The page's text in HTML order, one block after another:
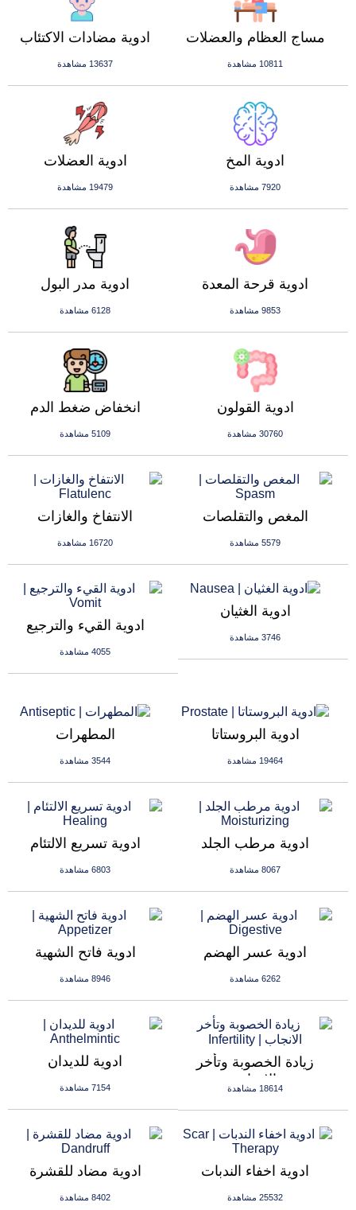
ادوية مضادات الاكتئاب
13637 مشاهدة
مساج العظام والعضلات
10811 مشاهدة
ادوية العضلات
19479 مشاهدة
ادوية المخ
7920 مشاهدة
ادوية مدر البول
6128 مشاهدة
ادوية قرحة المعدة
9853 مشاهدة
انخفاض ضغط الدم
5109 مشاهدة
ادوية القولون
30760 مشاهدة
الانتفاخ والغازات
16720 مشاهدة
المغص والتقلصات
5579 مشاهدة
ادوية القيء والترجيع
4055 مشاهدة
ادوية الغثيان
3746 مشاهدة
المطهرات
3544 مشاهدة
ادوية البروستاتا
19464 مشاهدة
ادوية تسريع الالتئام
6803 مشاهدة
ادوية مرطب الجلد
8067 مشاهدة
ادوية فاتح الشهية
8946 مشاهدة
ادوية عسر الهضم
6262 مشاهدة
ادوية للديدان
7154 مشاهدة
زيادة الخصوبة وتأخر
الانجاب
18614 مشاهدة
ادوية مضاد للقشرة
8402 مشاهدة
ادوية اخفاء الندبات
25532 مشاهدة